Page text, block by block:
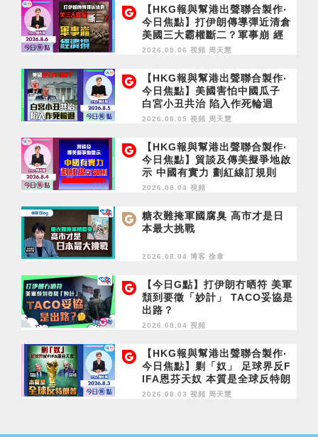
【HKG報與幫港出聲聯合製作‧
今日焦點】打伊朗傳導彈近清倉
美國三大霸權斷二？軍事崩 經
濟損
2026.08.06 視頻 周天慧
【HKG報與幫港出聲聯合製作‧
今日焦點】美國害怕中國瓜子
白宮小丑共治 陷入作死輪迴
2026.08.05 視頻 周天慧
【HKG報與幫港出聲聯合製作‧
今日焦點】貿談及傳美擬爭地啟
示 中國有實力 劃紅線訂規則
2026.08.04 視頻
糖衣難掩軍國腐臭 高市才是日
本最大挑戰
2026.08.04 博客 徐韋
【今日G點】打伊朗冇晒符 美軍
頹到要徵「妙計」 TACO妥協是
出路？
2026.08.04 視頻
【HKG報與幫港出聲聯合製作‧
今日焦點】剿「奴」 足球界反F
IFA恩芬天奴 本質是全球反特朗
普
2026.08.03 視頻 周天慧